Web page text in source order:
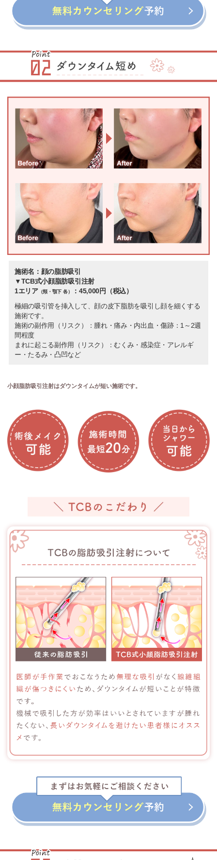
施術名：顔の脂肪吸引
▼TCB式小顔脂肪吸引注射
1エリア （頬・顎下 各）
：45,000円（税込）
極細の吸引管を挿入して、顔の皮下脂肪を吸引し顔を細くする
施術です。
施術の副作用（リスク）：腫れ・痛み・内出血・傷跡：1～2週
間程度
まれに起こる副作用（リスク）：むくみ・感染症・アレルギ
ー・たるみ・凸凹など
小顔脂肪吸引注射はダウンタイムが短い施術です。